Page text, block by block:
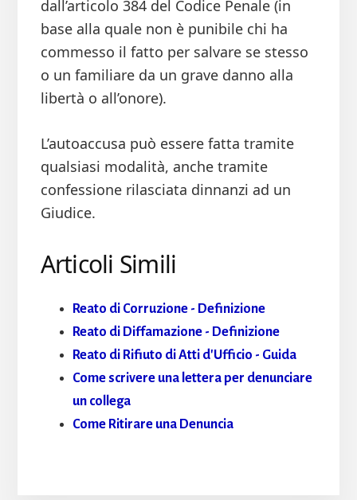
dall’articolo 384 del Codice Penale (in
base alla quale non è punibile chi ha
commesso il fatto per salvare se stesso
o un familiare da un grave danno alla
libertà o all’onore).
L’autoaccusa può essere fatta tramite
qualsiasi modalità, anche tramite
confessione rilasciata dinnanzi ad un
Giudice.
Articoli Simili
Reato di Corruzione - Definizione
Reato di Diffamazione - Definizione
Reato di Rifiuto di Atti d'Ufficio - Guida
Come scrivere una lettera per denunciare
un collega
Come Ritirare una Denuncia